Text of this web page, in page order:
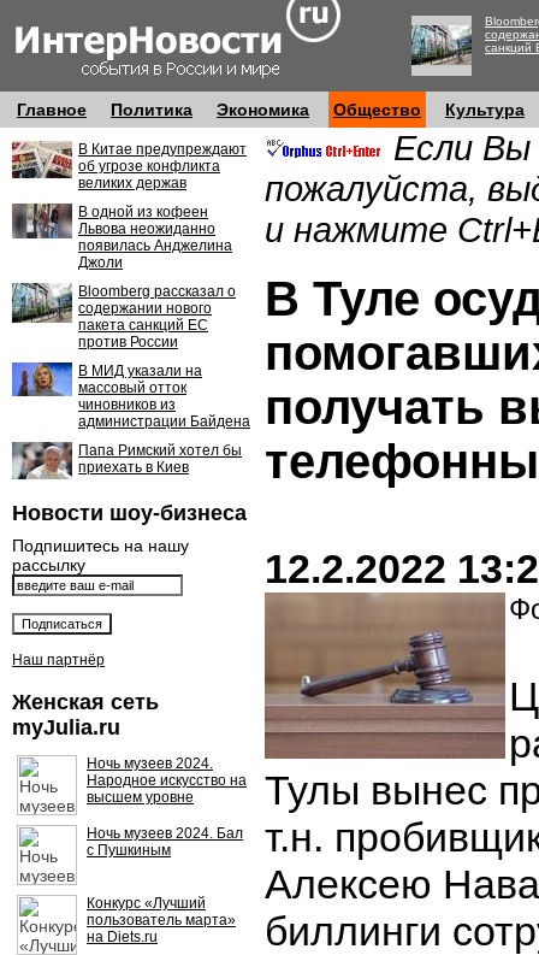
санкций
Главное Политика Экономика Общество Культура
В Китае предупреждают
об угрозе конфликта
великих держав
В одной из кофеен
Львова неожиданно
появилась Анджелина
Джоли
Bloomberg рассказал о
содержании нового
пакета санкций ЕС
против России
В МИД указали на
массовый отток
чиновников из
администрации Байдена
Папа Римский хотел бы
приехать в Киев
Новости шоу-бизнеса
Подпишитесь на нашу
рассылку
Наш партнёр
Женская сеть
myJulia.ru
Ночь музеев 2024.
Народное искусство на
высшем уровне
Ночь музеев 2024. Бал
с Пушкиным
Конкурс «Лучший
пользователь марта»
на Diets.ru
Если Вы
пожалуйста,
и нажмите
В Туле
получать
12.2.2022
Тулы вынес
т.н.
Алексею
биллинги